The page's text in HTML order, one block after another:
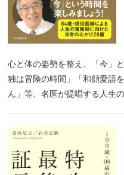
心と体の姿勢を整え、「今」
独は冒険の時間」「和顔愛語
ん」等、名医が提唱する人生